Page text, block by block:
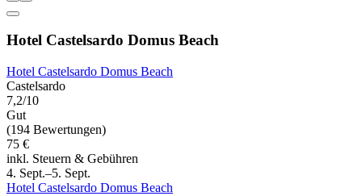
Hotel Castelsardo Domus Beach
Hotel Castelsardo Domus Beach
Castelsardo
7,2/10
Gut
(194 Bewertungen)
75 €
inkl. Steuern & Gebühren
4. Sept.–5. Sept.
Hotel Castelsardo Domus Beach